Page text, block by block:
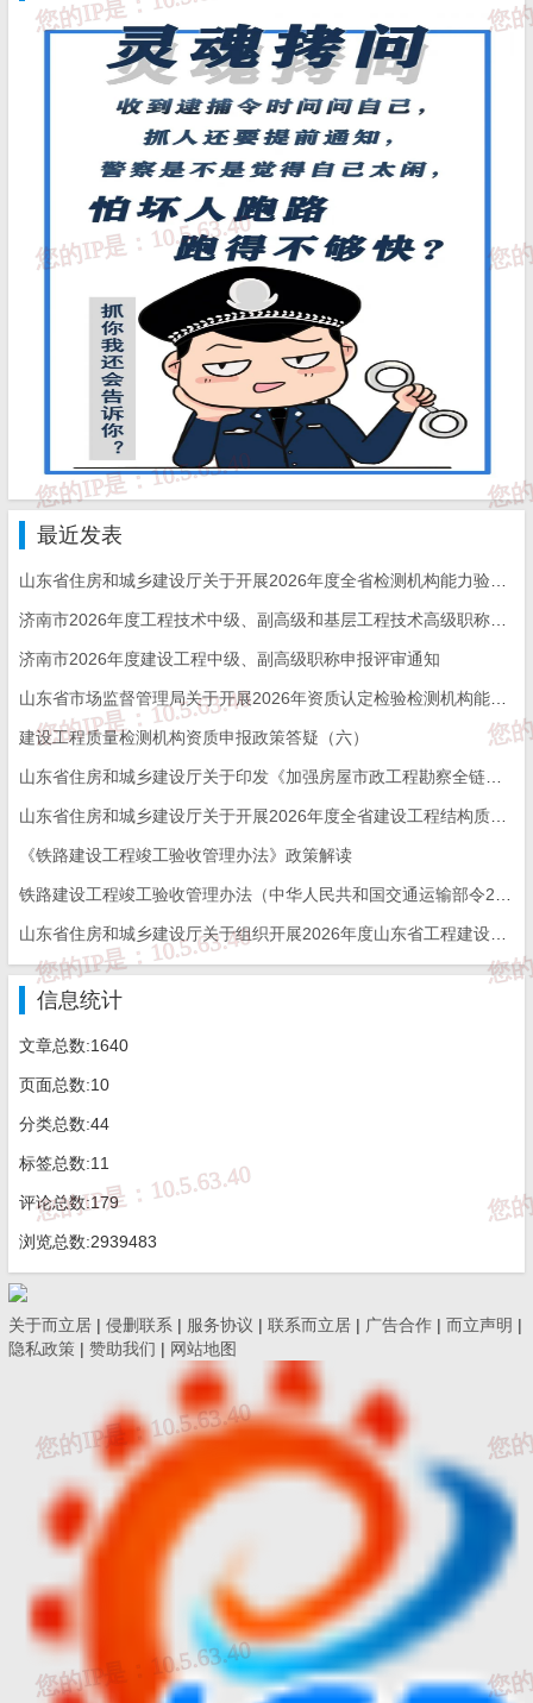
最近发表
济南市2026年度建设工程中级、副高级职称申报评审通知
建设工程质量检测机构资质申报政策答疑（六）
《铁路建设工程竣工验收管理办法》政策解读
信息统计
文章总数:1640
页面总数:10
分类总数:44
标签总数:11
评论总数:179
浏览总数:2939483
关于而立居 | 侵删联系 | 服务协议 | 联系而立居 | 广告合作 | 而立声明 |
隐私政策 | 赞助我们 | 网站地图